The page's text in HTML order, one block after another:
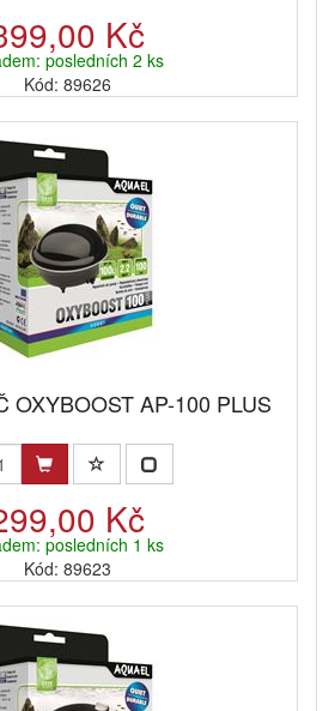
Kč
posledních 2 ks
Kód: 89626
OXYBOOST AP-100 PLUS
Kč
posledních 1 ks
Kód: 89623